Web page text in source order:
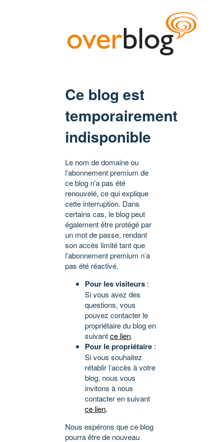
Ce blog est
temporairement
indisponible
Le nom de domaine ou
l’abonnement premium de
ce blog n’a pas été
renouvelé, ce qui explique
cette interruption. Dans
certains cas, le blog peut
également être protégé par
un mot de passe, rendant
son accès limité tant que
l’abonnement premium n’a
pas été réactivé.
Pour les visiteurs :
Si vous avez des
questions, vous
pouvez contacter le
propriétaire du blog en
suivantce lien.
Pour le propriétaire :
Si vous souhaitez
rétablir l’accès à votre
blog, nous vous
invitons à nous
contacter en suivant
ce lien.
Nous espérons que ce blog
pourra être de nouveau